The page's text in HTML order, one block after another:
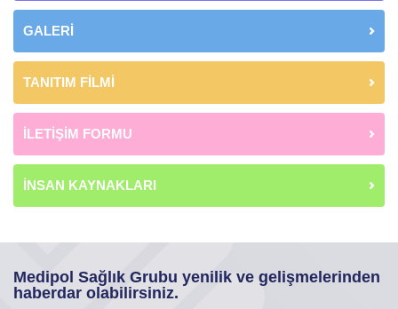
GALERİ
TANITIM FİLMİ
İLETİŞİM FORMU
İNSAN KAYNAKLARI
Medipol Sağlık Grubu yenilik ve gelişmelerinden
haberdar olabilirsiniz.